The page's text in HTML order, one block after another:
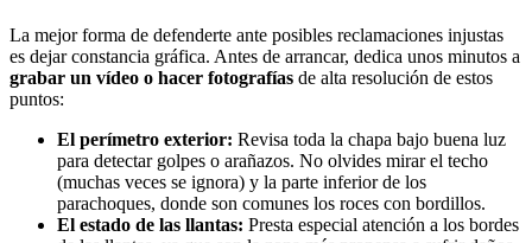
La mejor forma de defenderte ante posibles reclamaciones injustas
es dejar constancia gráfica. Antes de arrancar, dedica unos minutos a
grabar un vídeo o hacer fotografías de alta resolución de estos
puntos:
El perímetro exterior: Revisa toda la chapa bajo buena luz
para detectar golpes o arañazos. No olvides mirar el techo
(muchas veces se ignora) y la parte inferior de los
parachoques, donde son comunes los roces con bordillos.
El estado de las llantas: Presta especial atención a los bordes